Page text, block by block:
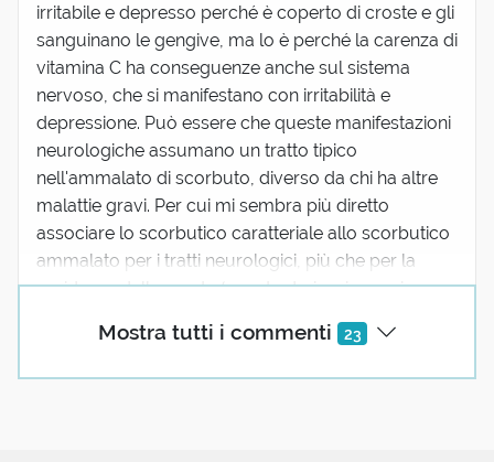
Mostra tutti i commenti 23
irritabile e depresso perché è coperto di croste e gli
sanguinano le gengive, ma lo è perché la carenza di
vitamina C ha conseguenze anche sul sistema
nervoso, che si manifestano con irritabilità e
depressione. Può essere che queste manifestazioni
neurologiche assumano un tratto tipico
nell'ammalato di scorbuto, diverso da chi ha altre
malattie gravi. Per cui mi sembra più diretto
associare lo scorbutico caratteriale allo scorbutico
ammalato per i tratti neurologici, più che per la
ruvidezza delle croste (questa derivazione mi